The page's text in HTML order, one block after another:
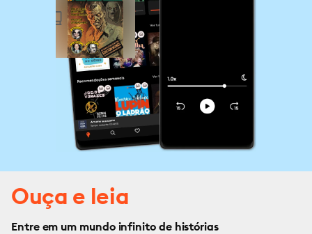
Ouça e leia
Entre em um mundo infinito de histórias